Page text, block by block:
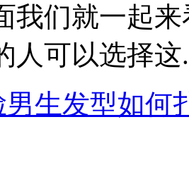
我们就一起
人可以选择这
生发型如何